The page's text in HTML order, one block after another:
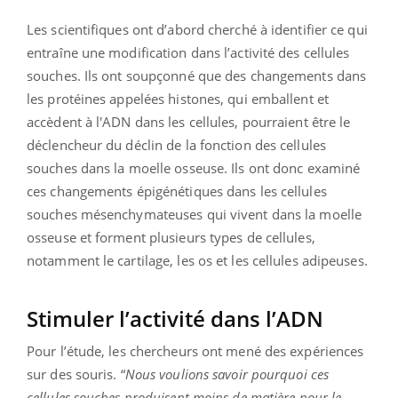
Les scientifiques ont d’abord cherché à identifier ce qui
entraîne une modification dans l’activité des cellules
souches. Ils ont soupçonné que des changements dans
les protéines appelées histones, qui emballent et
accèdent à l'ADN dans les cellules, pourraient être le
déclencheur du déclin de la fonction des cellules
souches dans la moelle osseuse. Ils ont donc examiné
ces changements épigénétiques dans les cellules
souches mésenchymateuses qui vivent dans la moelle
osseuse et forment plusieurs types de cellules,
notamment le cartilage, les os et les cellules adipeuses.
Stimuler l’activité dans l’ADN
Pour l’étude, les chercheurs ont mené des expériences
sur des souris. “Nous voulions savoir pourquoi ces